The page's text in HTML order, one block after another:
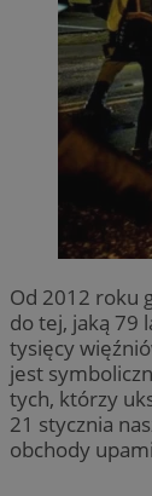
Od 2012 roku
do tej, jaką 79
tysięcy
jest
tych, którzy
21 stycznia
obchody